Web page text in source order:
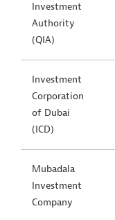
Investment
Authority
(QIA)
Investment
Corporation
of Dubai
(ICD)
Mubadala
Investment
Company